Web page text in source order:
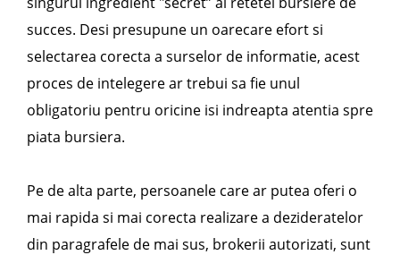
succes. Desi presupune un oarecare efort si
selectarea corecta a surselor de informatie, acest
proces de intelegere ar trebui sa fie unul
obligatoriu pentru oricine isi indreapta atentia spre
piata bursiera.
Pe de alta parte, persoanele care ar putea oferi o
mai rapida si mai corecta realizare a dezideratelor
din paragrafele de mai sus, brokerii autorizati, sunt